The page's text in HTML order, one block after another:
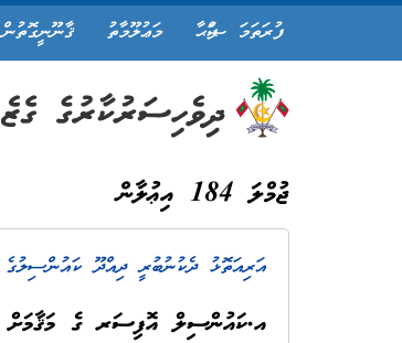
ފުރަތަމަ ޞަފްޙާ މަޢުލޫމާތު
ޖުމްލަ 184 އިޢުލާން
އަރިއަތޮޅު ދެކުނުބުރީ ދިއްދޫ
އ.ކައުންސިލް އޮފިސަރ ގެ